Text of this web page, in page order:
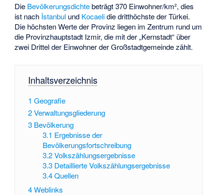
Die Bevölkerungsdichtebeträgt 370 Einwohner/km², dies
ist nach İstanbul und Kocaelidie dritthöchste der Türkei.
Die höchsten Werte der Provinz liegen im Zentrum rund um
die Provinzhauptstadt Izmir, die mit der „Kernstadt“ über
zwei Drittel der Einwohner der Großstadtgemeinde zählt.
Inhaltsverzeichnis
1 Geografie
2Verwaltungsgliederung
3 Bevölkerung
3.1 Ergebnisse der
Bevölkerungsfortschreibung
3.2 Volkszählungsergebnisse
3.3 Detaillierte Volkszählungsergebnisse
3.4 Quellen
4Weblinks